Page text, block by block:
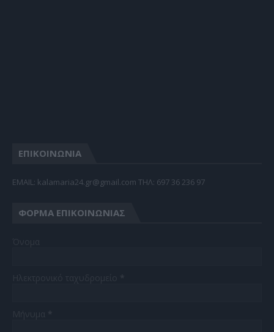
ΕΠΙΚΟΙΝΩΝΙΑ
EMAIL: kalamaria24.gr@gmail.com TΗΛ: 697 36 236 97
ΦΌΡΜΑ ΕΠΙΚΟΙΝΩΝΊΑΣ